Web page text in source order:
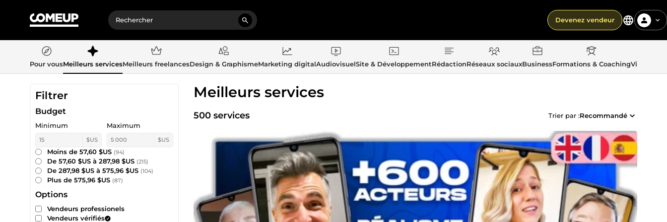
Devenez vendeur
Pour vousMeilleurs servicesMeilleurs freelancesDesign & GraphismeMarketing digitalAudiovisuelSite & DéveloppementRédactionRéseaux sociauxBusinessFormations & CoachingVie
Meilleurs services
500 services Trier par :Recommandé
Filtrer
Budget
Minimum
$US
Maximum
$US
Moins de 57,60 $US (94)
De 57,60 $US à 287,98 $US (215)
De 287,98 $US à 575,96 $US (104)
Plus de 575,96 $US (87)
Options
Vendeurs professionels
Vendeurs vérifiés